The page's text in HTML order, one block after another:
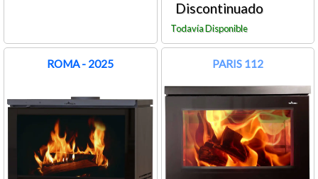
ROMA - 2025 PARIS 112